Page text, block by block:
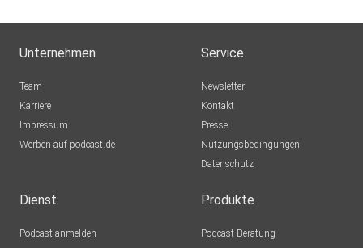
Unternehmen
Team
Karriere
Impressum
Werben auf podcast.de
Service
Newsletter
Kontakt
Presse
Nutzungsbedingungen
Datenschutz
Dienst
Podcast anmelden
Produkte
Podcast-Beratung